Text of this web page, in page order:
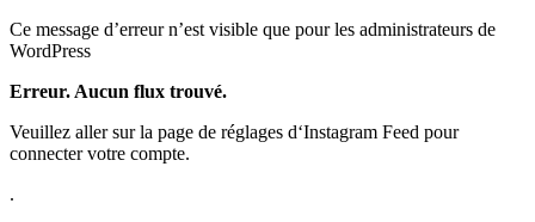
Ce message d’erreur n’est visible que pour les administrateurs de
WordPress
Erreur. Aucun flux trouvé.
Veuillez aller sur la page de réglages d‘Instagram Feed pour
connecter votre compte.
.